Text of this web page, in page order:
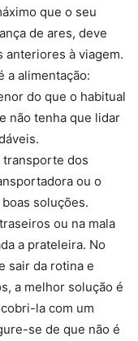
que o seu
de ares, deve
anteriores à viagem.
a alimentação:
do que o habitual
não tenha que lidar
transporte dos
ou o
soluções.
ou na mala
a prateleira. No
sair da rotina e
a melhor solução é
la com um
se de que não é